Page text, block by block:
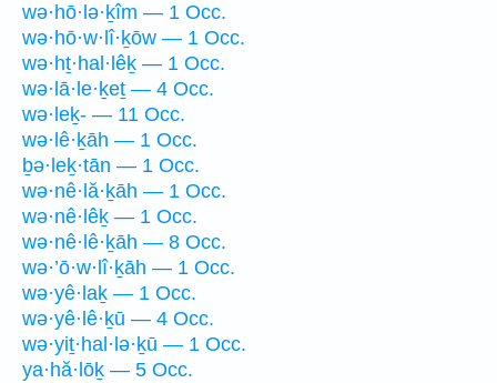
wə·hō·lə·ḵîm — 1 Occ.
wə·hō·w·lî·ḵōw — 1 Occ.
wə·hṯ·hal·lêḵ — 1 Occ.
wə·lā·le·ḵeṯ — 4 Occ.
wə·leḵ- — 11 Occ.
wə·lê·ḵāh — 1 Occ.
ḇə·leḵ·tān — 1 Occ.
wə·nê·lă·ḵāh — 1 Occ.
wə·nê·lêḵ — 1 Occ.
wə·nê·lê·ḵāh — 8 Occ.
wə·’ō·w·lî·ḵāh — 1 Occ.
wə·yê·laḵ — 1 Occ.
wə·yê·lê·ḵū — 4 Occ.
wə·yiṯ·hal·lə·ḵū — 1 Occ.
ya·hă·lōḵ — 5 Occ.